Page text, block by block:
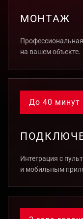
МОНТАЖ
на вашем объекте.
До 40 минут
Интеграция с
и мобильным